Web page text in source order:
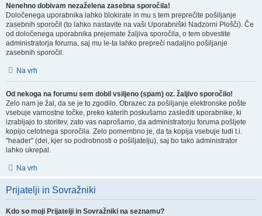
Nenehno dobivam nezaželena zasebna sporočila!
Določenega uporabnika lahko blokirate in mu s tem preprečite pošiljanje
zasebnih sporočil (to lahko nastavite na vaši Uporabniški Nadzorni Plošči). Če
od določenega uporabnika prejemate žaljiva sporočila, o tem obvestite
administratorja foruma, saj mu le-ta lahko prepreči nadaljno pošiljanje
zasebnih sporočil.
Na vrh
Od nekoga na forumu sem dobil vsiljeno (spam) oz. žaljivo sporočilo!
Zelo nam je žal, da se je to zgodilo. Obrazec za pošiljanje elektronske pošte
vsebuje varnostne točke, preko katerih poskušamo zaslediti uporabnike, ki
izrabljajo to storitev, zato vas naprošamo, da administratorju foruma pošljete
kopijo celotnega sporočila. Zelo pomembno je, da ta kopija vsebuje tudi t.i.
"header" (del, kjer so podrobnosti o pošiljatelju), saj bo tako administrator
lahko ukrepal.
Na vrh
Prijatelji in Sovražniki
Kdo so moji Prijatelji in Sovražniki na seznamu?